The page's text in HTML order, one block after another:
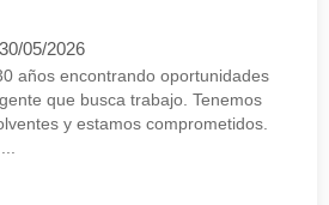
30/05/2026
años encontrando oportunidades
que busca trabajo. Tenemos
y estamos comprometidos.